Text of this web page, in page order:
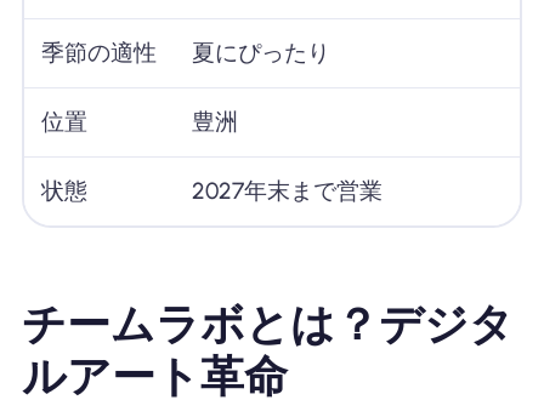
季節の適性 夏にぴったり
位置 豊洲
状態 2027年末まで営業
チームラボとは？デジタ
ルアート革命